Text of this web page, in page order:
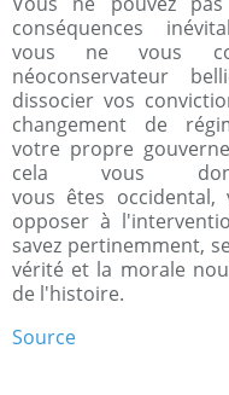
conséquences
vous ne vous
néoconservateur
dissocier vos
changement de
votre propre
cela vous
vous êtes
opposer à
savez pertinemment,
vérité et la morale
de l'histoire.
Source